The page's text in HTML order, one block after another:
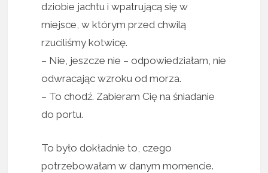
dziobie jachtu i wpatrującą się w
miejsce, w którym przed chwilą
rzuciliśmy kotwicę.
– Nie, jeszcze nie – odpowiedziałam, nie
odwracając wzroku od morza.
– To chodź. Zabieram Cię na śniadanie
do portu.
To było dokładnie to, czego
potrzebowałam w danym momencie.